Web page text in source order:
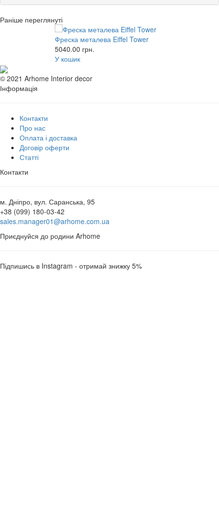
Раніше переглянуті
Фреска металева Eiffel Tower
5040.00 грн.
У кошик
© 2021 Arhome Interior decor
Інформація
Контакти
Про нас
Оплата і доставка
Договір оферти
Статті
Контакти
м. Дніпро, вул. Саранська, 95
+38 (099) 180-03-42
sales.manager01@arhome.com.ua
Приєднуйся до родини Arhome
Підпишись в Instagram - отримай знижку 5%